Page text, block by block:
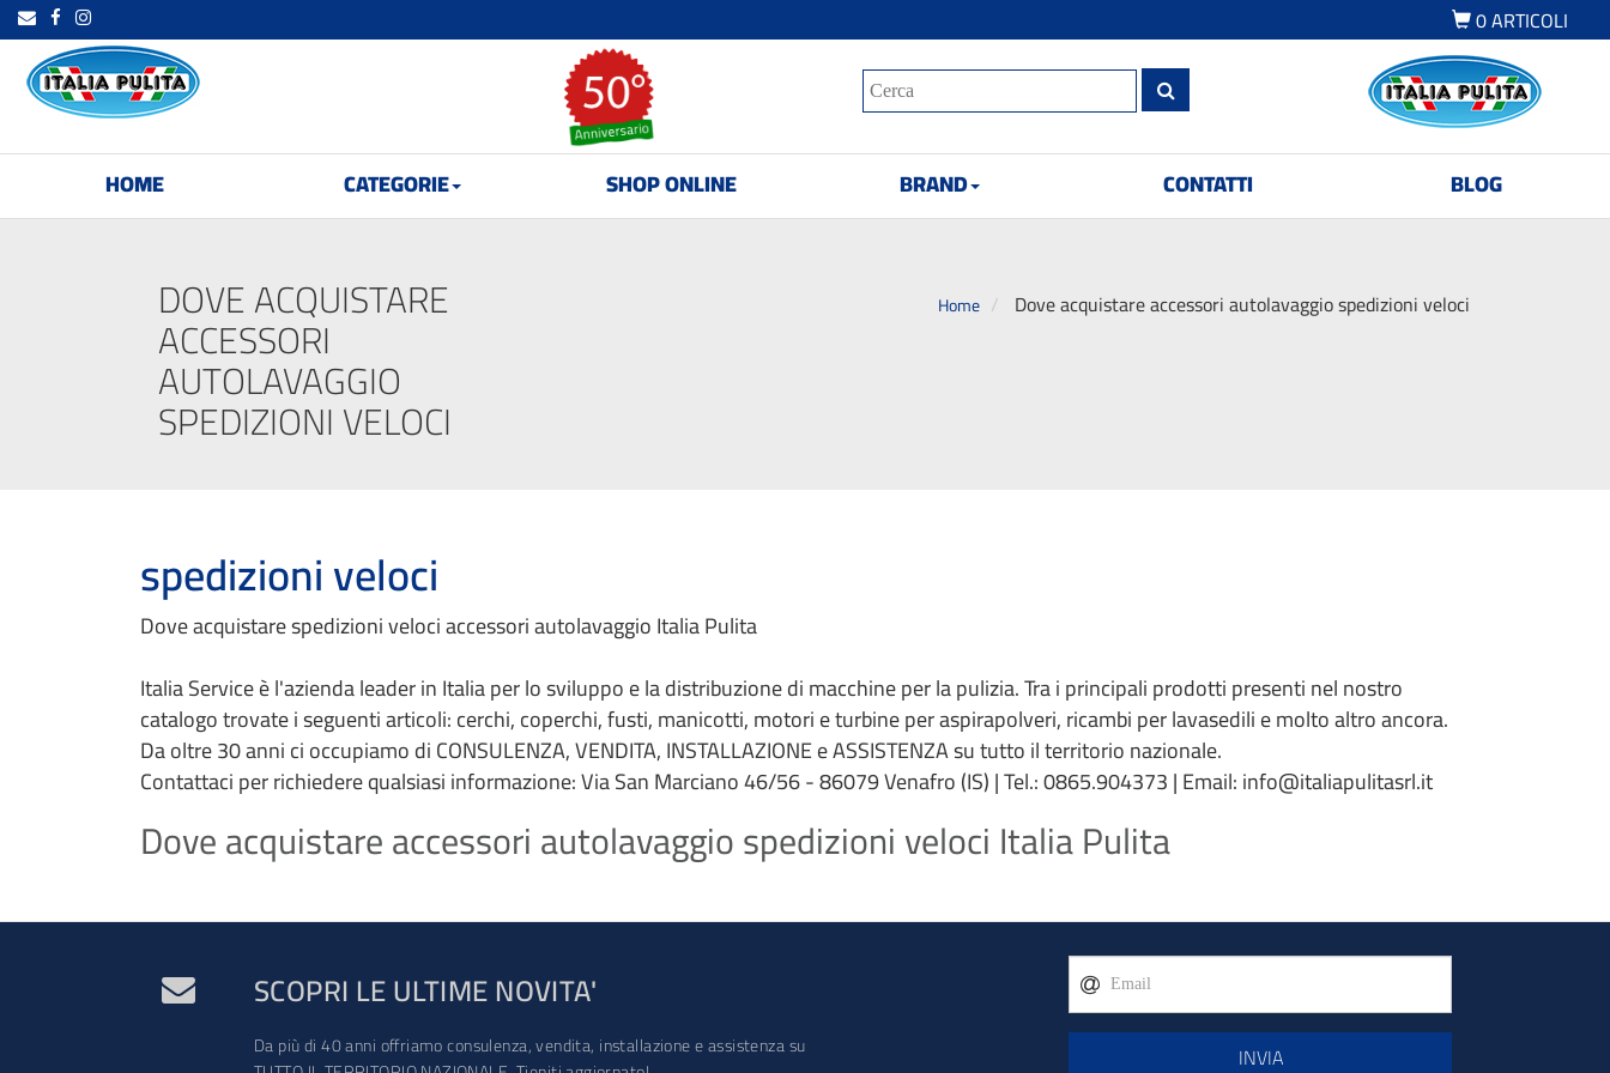
0ARTICOLI
HOME CATEGORIE SHOP ONLINE BRAND CONTATTI BLOG
DOVE ACQUISTARE
ACCESSORI
AUTOLAVAGGIO
SPEDIZIONI VELOCI
Home Dove acquistare accessori autolavaggio spedizioni veloci
spedizioni veloci
Dove acquistare spedizioni veloci accessori autolavaggio Italia Pulita
Italia Service è l'azienda leader in Italia per lo sviluppo e la distribuzione di macchine per la pulizia. Tra i principali prodotti presenti nel nostro
catalogo trovate i seguenti articoli: cerchi, coperchi, fusti, manicotti, motori e turbine per aspirapolveri, ricambi per lavasedili e molto altro ancora.
Da oltre 30 anni ci occupiamo di CONSULENZA, VENDITA, INSTALLAZIONE e ASSISTENZA su tutto il territorio nazionale.
Contattaci per richiedere qualsiasi informazione: Via San Marciano 46/56 - 86079 Venafro (IS) | Tel.: 0865.904373 | Email: info@italiapulitasrl.it
Dove acquistare accessori autolavaggio spedizioni veloci Italia Pulita
SCOPRI LE ULTIME NOVITA'
Da più di 40 anni offriamo consulenza, vendita, installazione e assistenza su
INVIA